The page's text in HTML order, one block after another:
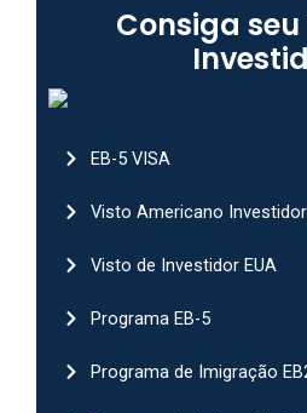
Consiga
EB-5 VISA
Visto Americano Investidor
Visto de Investidor EUA
Programa EB-5
Programa de Imigração